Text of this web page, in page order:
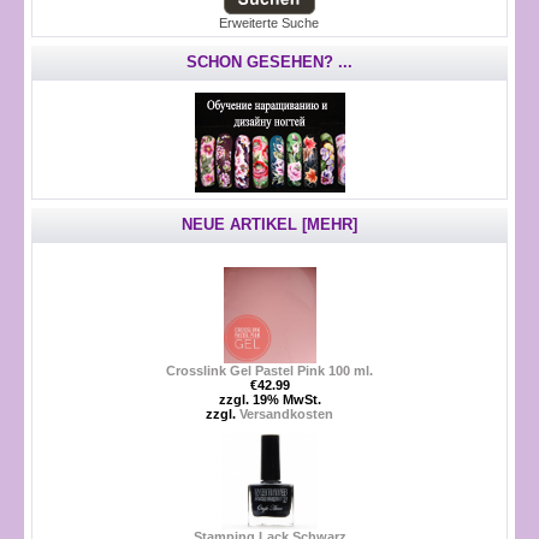
Erweiterte Suche
SCHON GESEHEN? ...
NEUE ARTIKEL [MEHR]
Crosslink Gel Pastel Pink 100 ml.
€42.99
zzgl. 19% MwSt.
zzgl. Versandkosten